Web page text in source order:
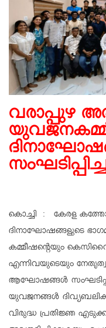
വരാപ്പുഴ
കൊച്ചി : കേരള
ദിനാഘോഷങ്ങളുടെ
കമ്മീഷന്റെയും
എന്നിവയുടെയും
ആഘോഷങ്ങൾ
യുവജനങ്ങൾ
വിരുദ്ധ പ്രതിജ്ഞ